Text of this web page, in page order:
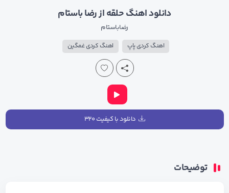
دانلود اهنگ حلقه از رضا باستام
رضاباستام
اهنگ کردی پاپ اهنگ کردی غمگین
دانلود با کیفیت ۳۲۰
توضیحات